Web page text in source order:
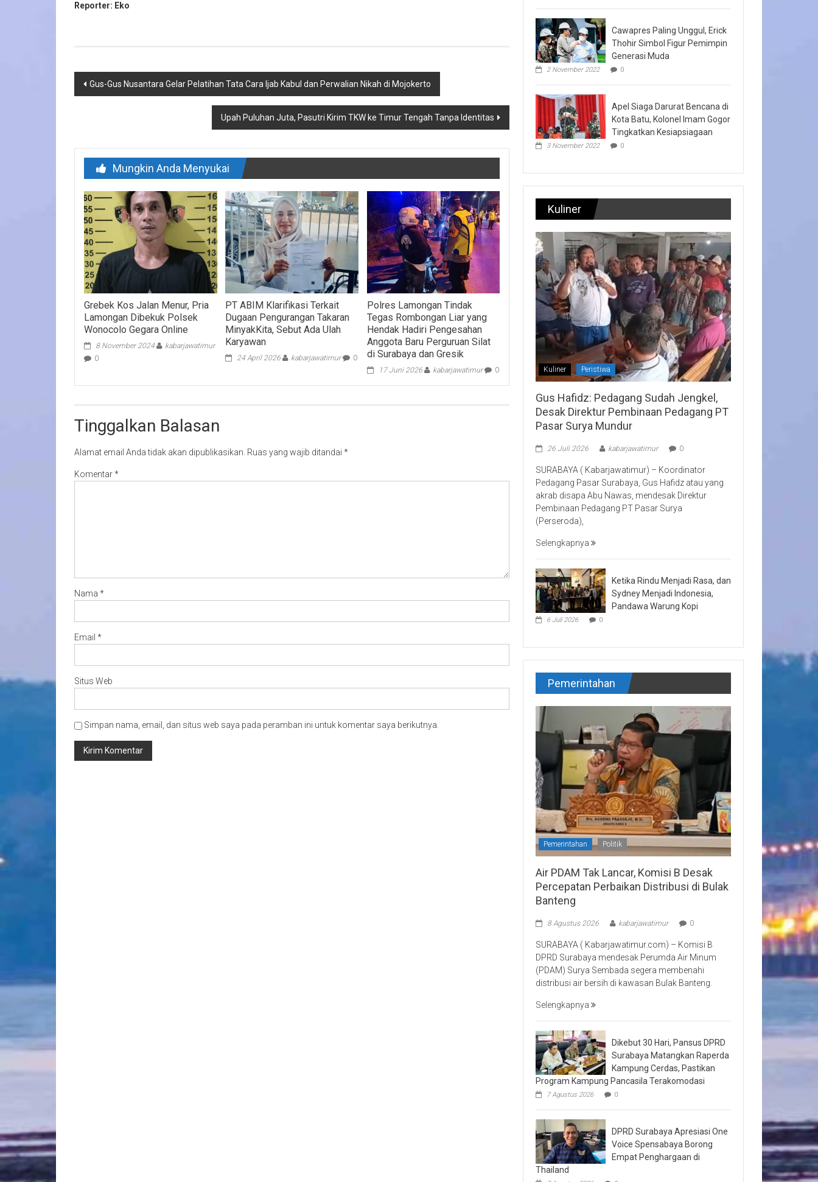
Reporter: Eko
Navigasi
Gus-Gus Nusantara Gelar Pelatihan Tata Cara Ijab Kabul dan Perwalian Nikah di Mojokerto
Upah Puluhan Juta, Pasutri Kirim TKW ke Timur Tengah Tanpa Identitas
Mungkin Anda Menyukai
Grebek Kos Jalan Menur, Pria
Lamongan Dibekuk Polsek
Wonocolo Gegara Online
8 November 2024
kabarjawatimur
0
PT ABIM Klarifikasi Terkait
Dugaan Pengurangan Takaran
MinyakKita, Sebut Ada Ulah
Karyawan
24 April 2026 kabarjawatimur 0
Polres Lamongan Tindak
Tegas Rombongan Liar yang
Hendak Hadiri Pengesahan
Anggota Baru Perguruan Silat
di Surabaya dan Gresik
17 Juni 2026 kabarjawatimur 0
Tinggalkan Balasan
Alamat email Anda tidak akan dipublikasikan. Ruas yang wajib ditandai *
Komentar*
Nama *
Email *
Situs Web
Simpan nama, email, dan situs web saya pada peramban ini untuk komentar saya berikutnya.
Cawapres Paling Unggul, Erick
Thohir Simbol Figur Pemimpin
Generasi Muda
2 November 2022 0
Apel Siaga Darurat Bencana di
Kota Batu, Kolonel Imam Gogor
Tingkatkan Kesiapsiagaan
3 November 2022 0
Kuliner
Kuliner Peristiwa
Gus Hafidz: Pedagang Sudah Jengkel,
Desak Direktur Pembinaan Pedagang PT
Pasar Surya Mundur
26 Juli 2026 kabarjawatimur 0
SURABAYA ( Kabarjawatimur) – Koordinator
Pedagang Pasar Surabaya, Gus Hafidz atau yang
akrab disapa Abu Nawas, mendesak Direktur
Pembinaan Pedagang PT Pasar Surya
(Perseroda),
Selengkapnya
Ketika Rindu Menjadi Rasa, dan
Sydney Menjadi Indonesia,
Pandawa Warung Kopi
6 Juli 2026 0
Pemerintahan
Pemerintahan Politik
Air PDAM Tak Lancar, Komisi B Desak
Percepatan Perbaikan Distribusi di Bulak
Banteng
8 Agustus 2026 kabarjawatimur 0
SURABAYA ( Kabarjawatimur.com) – Komisi B
DPRD Surabaya mendesak Perumda Air Minum
(PDAM) Surya Sembada segera membenahi
distribusi air bersih di kawasan Bulak Banteng.
Selengkapnya
Dikebut 30 Hari, Pansus DPRD
Surabaya Matangkan Raperda
Kampung Cerdas, Pastikan
Program Kampung Pancasila Terakomodasi
7 Agustus 2026 0
DPRD Surabaya Apresiasi One
Voice Spensabaya Borong
Empat Penghargaan di
Thailand